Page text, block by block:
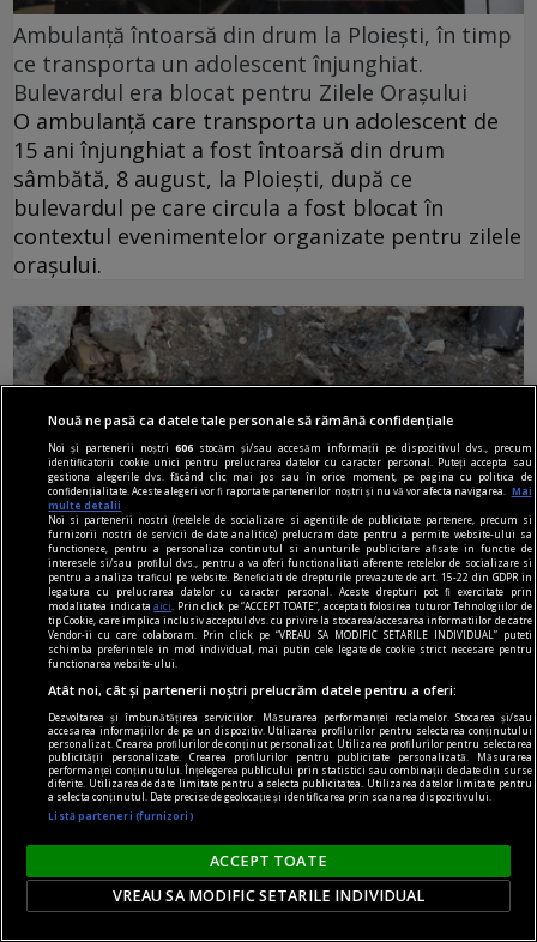
Ambulanță întoarsă din drum la Ploiești, în timp
ce transporta un adolescent înjunghiat.
Bulevardul era blocat pentru Zilele Orașului
O ambulanță care transporta un adolescent de
15 ani înjunghiat a fost întoarsă din drum
sâmbătă, 8 august, la Ploiești, după ce
bulevardul pe care circula a fost blocat în
contextul evenimentelor organizate pentru zilele
orașului.
Descoperire incredibilă făcută în inima
Budapestei. O motocicletă și doi soldați germani
au fost găsiți în Dunăre
Nivelul scăzut al Dunării aduce la suprafață
nenumărate artefacte surprinzătoare. De
această dată, o descoperire de-a dreptul
macabră a fost făcută la numai câțiva metri de
Nouă ne pasă ca datele tale personale să rămână confidențiale
Noi și partenerii noștri606 stocăm și/sau accesăm informații pe dispozitivul dvs., precum
identificatorii cookie unici pentru prelucrarea datelor cu caracter personal. Puteți accepta sau
gestiona alegerile dvs. făcând clic mai jos sau în orice moment, pe pagina cu politica de
confidențialitate. Aceste alegeri vor fi raportate partenerilor noștri și nu vă vor afecta navigarea.
Mai
multe detalii
Noi si partenerii nostri (retelele de socializare si agentiile de publicitate partenere, precum si
furnizorii nostri de servicii de date analitice) prelucram date pentru a permite website-ului sa
functioneze, pentru a personaliza continutul si anunturile publicitare afisate in functie de
interesele si/sau profilul dvs., pentru a va oferi functionalitati aferente retelelor de socializare si
pentru a analiza traficul pe website. Beneficiati de drepturile prevazute de art. 15-22 din GDPR in
legatura cu prelucrarea datelor cu caracter personal. Aceste drepturi pot fi exercitate prin
modalitatea indicataaici
. Prin click pe “ACCEPT TOATE”, acceptati folosirea tuturor Tehnologiilor de
tip Cookie, care implica inclusiv acceptul dvs. cu privire la stocarea/accesarea informatiilor de catre
Vendor-ii cu care colaboram. Prin click pe “VREAU SA MODIFIC SETARILE INDIVIDUAL” puteti
schimba preferintele in mod individual, mai putin cele legate de cookie strict necesare pentru
functionarea website-ului.
Atât noi, cât și partenerii noștri prelucrăm datele pentru a oferi:
Dezvoltarea și îmbunătățirea serviciilor. Măsurarea performanței reclamelor. Stocarea și/sau
accesarea informațiilor de pe un dispozitiv. Utilizarea profilurilor pentru selectarea conținutului
personalizat. Crearea profilurilor de conținut personalizat. Utilizarea profilurilor pentru selectarea
publicității personalizate. Crearea profilurilor pentru publicitate personalizată. Măsurarea
performanței conținutului. Înțelegerea publicului prin statistici sau combinații de date din surse
diferite. Utilizarea de date limitate pentru a selecta publicitatea. Utilizarea datelor limitate pentru
a selecta conținutul. Date precise de geolocație și identificarea prin scanarea dispozitivului.
Listă parteneri (furnizori)
ACCEPT TOATE
VREAU SA MODIFIC SETARILE INDIVIDUAL